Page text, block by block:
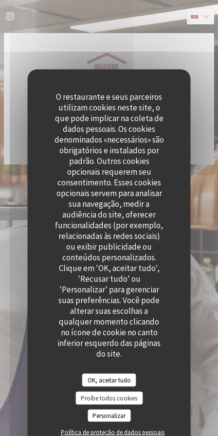
Painel de Gerenciamento de Cookies
O restaurante e seus parceiros
utilizam cookies neste site, o
que pode implicar na coleta de
dados pessoais. Os cookies
denominados «necessários» são
obrigatórios e instalados por
padrão. Outros cookies
opcionais requerem seu
consentimento. Esses cookies
opcionais servem para analisar
sua navegação, medir a
audiência do site, oferecer
funcionalidades (por exemplo,
relacionadas às redes sociais)
ou exibir publicidade ou
conteúdos personalizados.
Clique em 'OK, aceitar tudo',
'Recusar tudo' ou
'Personalizar' para gerenciar
suas preferências. Você pode
alterar suas escolhas a
qualquer momento clicando
no ícone de cookie no canto
inferior esquerdo das páginas
do site.
OK, aceitar tudo
Proíbe todos cookies
Personalizar
Política de proteção de dados pessoais
Instagram ((abre numa nova janela))
© 2026 QUAI OUEST — WEBSITE DO RESTAURANTE CRIADO POR ZENCHEF
AVISO LEGAL
((ABRE NUMA NOVA JANELA))
TERMOS DE UTILIZAÇÃO
((ABRE NUMA NOVA JANELA))
POLÍTICA DE PROTEÇÃO DE DADOS PESSOAIS
((ABRE NUMA NOVA JANELA))
POLÍTICA DE COOKIES
ACESSIBILIDADE
((ABRE NUMA NOVA JANELA))